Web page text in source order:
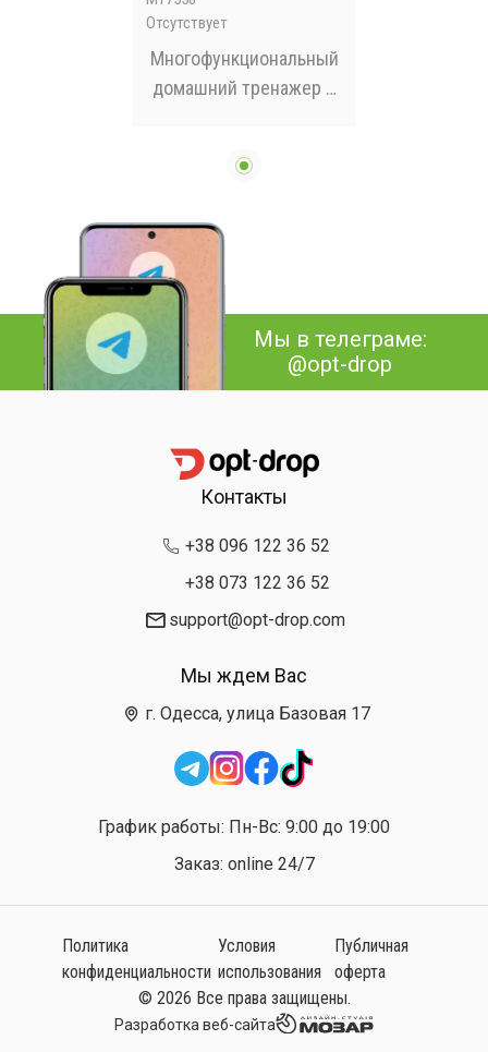
Отсутствует
Многофункциональный
домашний тренажер с
эспандер пружинный
Мы в телеграме:
@opt-drop
Контакты
+38 096 122 36 52
+38 073 122 36 52
support@opt-drop.com
Мы ждем Вас
г. Одесса, улица Базовая 17
График работы: Пн-Вс: 9:00 до 19:00
Заказ: online 24/7
Политика
конфиденциальности
Условия
использования
Публичная
оферта
© 2026 Все права защищены.
Разработка веб-сайта